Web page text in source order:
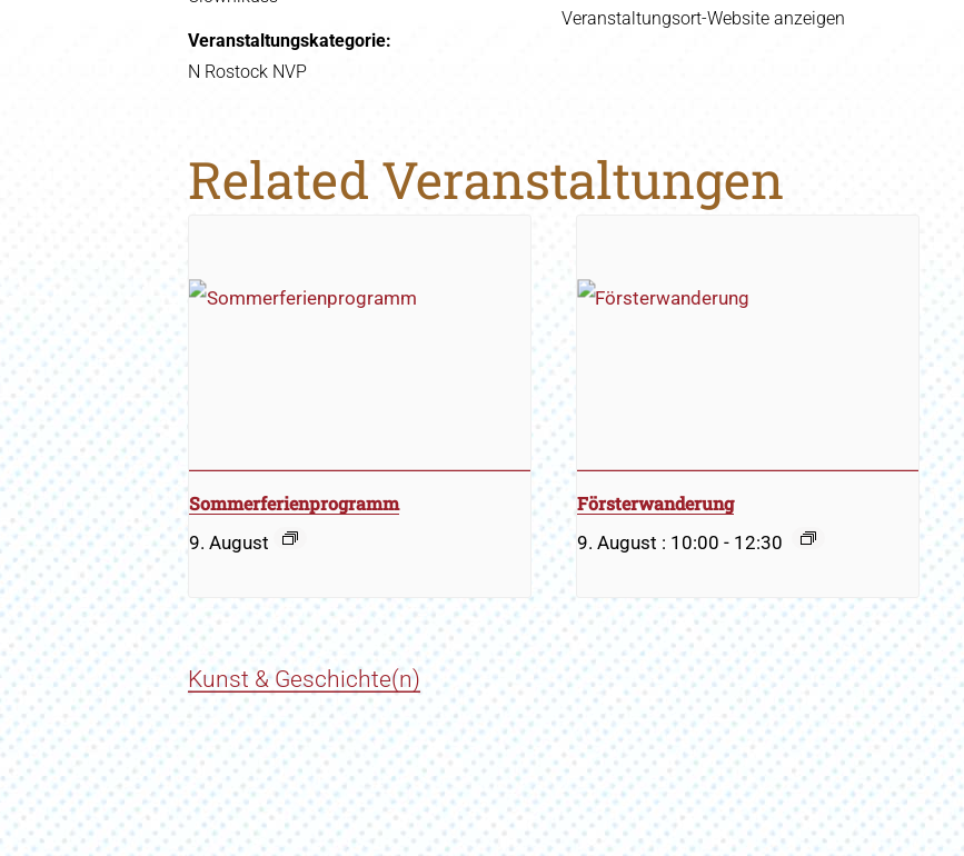
Veranstaltungskategorie:
N Rostock NVP
Veranstaltungsort-Website anzeigen
Related Veranstaltungen
Sommerferienprogramm
9. August
Försterwanderung
9. August : 10:00 - 12:30
Kunst & Geschichte(n)